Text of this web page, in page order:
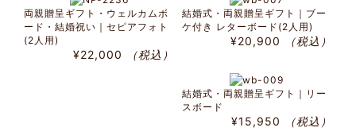
両親贈呈ギフト・ウェルカムボ
ード・結婚祝い｜セピアフォト
(2人用)
¥22,000 （税込）
結婚式・両親贈呈ギフト｜ブー
ケ付き レターボード(2人用)
¥20,900 （税込）
結婚式・両親贈呈ギフト｜リー
スボード
¥15,950 （税込）